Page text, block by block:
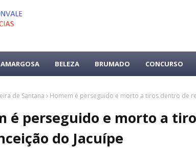
AMARGOSA BELEZA BRUMADO CONCURSO
de Santana Homem é perseguido e morto a tiros dentro de
é perseguido e morto a
do Jacuípe